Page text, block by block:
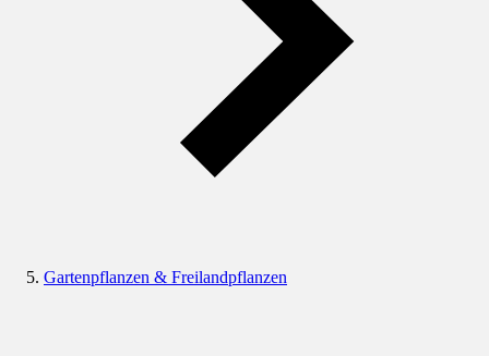
Gartenpflanzen & Freilandpflanzen